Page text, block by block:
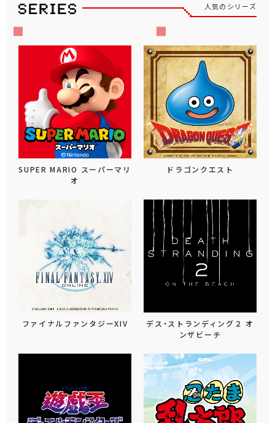
人気のシリーズ
SUPER MARIO スーパーマリ
オ
ドラゴンクエスト
ファイナルファンタジーXIV
デス・ストランディング２ オ
ンザビーチ